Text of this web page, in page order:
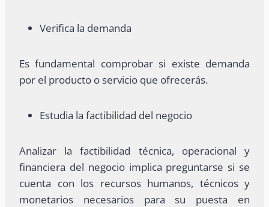
Verifica la demanda
Es fundamental comprobar si existe demanda
por el producto o servicio que ofrecerás.
Estudia la factibilidad del negocio
Analizar la factibilidad técnica, operacional y
financiera del negocio implica preguntarse si se
cuenta con los recursos humanos, técnicos y
monetarios necesarios para su puesta en